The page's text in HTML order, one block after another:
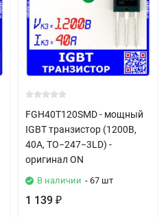
FGH40T120SMD - мощный
IGBT транзистор (1200В,
40А, TO−247−3LD) -
оригинал ON
В наличии - 67 шт
1 139 ₽